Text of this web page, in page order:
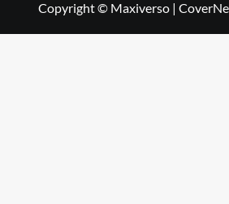
Copyright © Maxiverso |